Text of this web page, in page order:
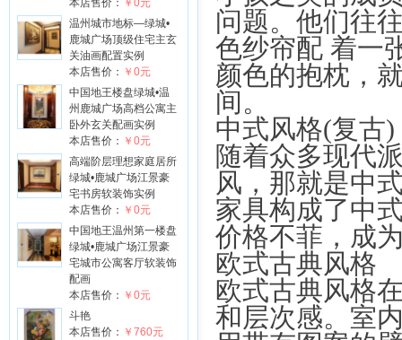
本店售价： ￥0元
温州城市地标—绿城•
鹿城广场顶级住宅主玄
关油画配置实例
本店售价： ￥0元
中国地王楼盘绿城•温
州鹿城广场高档公寓主
卧外玄关配画实例
本店售价： ￥0元
高端阶层理想家庭居所
绿城•鹿城广场江景豪
宅书房软装饰实例
本店售价： ￥0元
中国地王温州第一楼盘
绿城•鹿城广场江景豪
宅城市公寓客厅软装饰
配画
本店售价： ￥0元
斗艳
本店售价： ￥760元
问题。他们往
色纱帘配 着一
颜色的抱枕，
间。
中式风格(复古)
随着众多现代
风，那就是中
家具构成了中
价格不菲，成
欧式古典风格
欧式古典风格
和层次感。室